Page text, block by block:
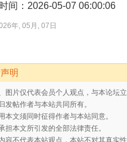
间：2026-05-07 06:00:06
年,05月 ,07日
明
图片仅代表会员个人观点，与本论坛立
发帖作者与本站共同所有。
本文须同时征得作者与本站同意。
担本文所引发的全部法律责任。
容不代表本站观点，本站不对其真实性